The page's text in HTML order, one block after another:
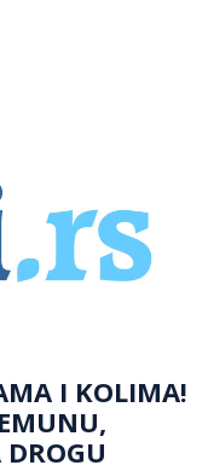
I KOLIMA!